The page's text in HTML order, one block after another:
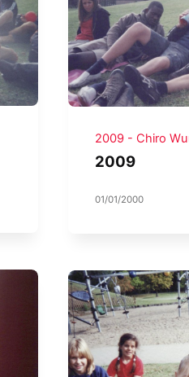
2009 - Chiro
2009
01/01/2000